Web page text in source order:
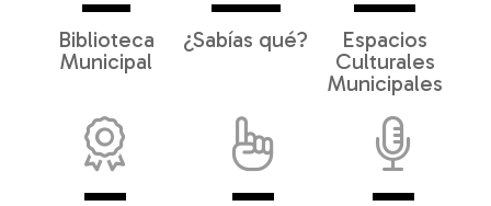
Biblioteca
Municipal
¿Sabías qué?
Espacios
Culturales
Municipales